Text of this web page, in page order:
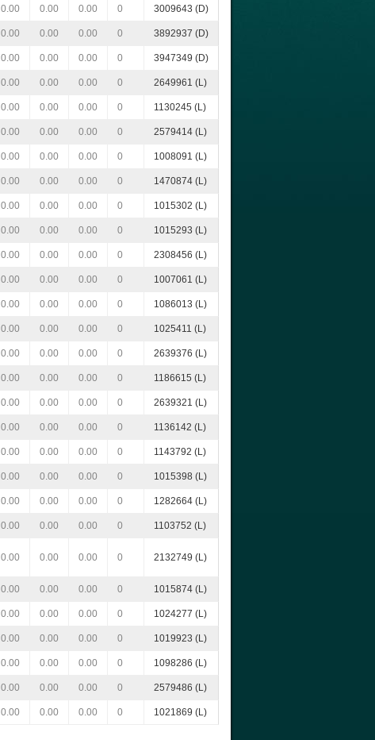
0.00 0.00 0.00 0 3009643 (D)
0.00 0.00 0.00 0 3892937 (D)
0.00 0.00 0.00 0 3947349 (D)
0.00 0.00 0.00 0 2649961 (L)
0.00 0.00 0.00 0 1130245 (L)
0.00 0.00 0.00 0 2579414 (L)
0.00 0.00 0.00 0 1008091 (L)
0.00 0.00 0.00 0 1470874 (L)
0.00 0.00 0.00 0 1015302 (L)
0.00 0.00 0.00 0 1015293 (L)
0.00 0.00 0.00 0 2308456 (L)
0.00 0.00 0.00 0 1007061 (L)
0.00 0.00 0.00 0 1086013 (L)
0.00 0.00 0.00 0 1025411 (L)
0.00 0.00 0.00 0 2639376 (L)
0.00 0.00 0.00 0 1186615 (L)
0.00 0.00 0.00 0 2639321 (L)
0.00 0.00 0.00 0 1136142 (L)
0.00 0.00 0.00 0 1143792 (L)
0.00 0.00 0.00 0 1015398 (L)
0.00 0.00 0.00 0 1282664 (L)
0.00 0.00 0.00 0 1103752 (L)
0.00 0.00 0.00 0 2132749 (L)
0.00 0.00 0.00 0 1015874 (L)
0.00 0.00 0.00 0 1024277 (L)
0.00 0.00 0.00 0 1019923 (L)
0.00 0.00 0.00 0 1098286 (L)
0.00 0.00 0.00 0 2579486 (L)
0.00 0.00 0.00 0 1021869 (L)